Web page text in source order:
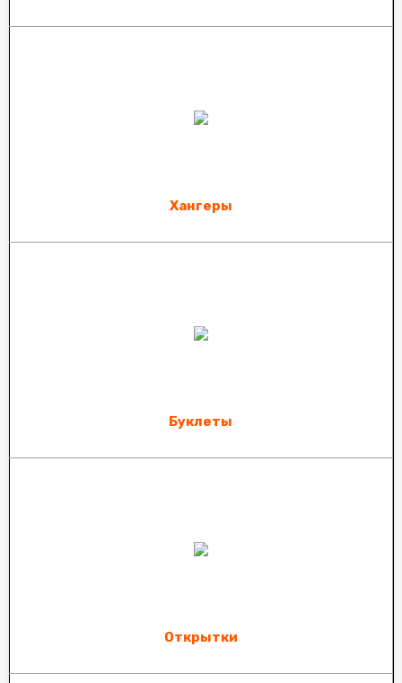
Хангеры
Буклеты
Открытки